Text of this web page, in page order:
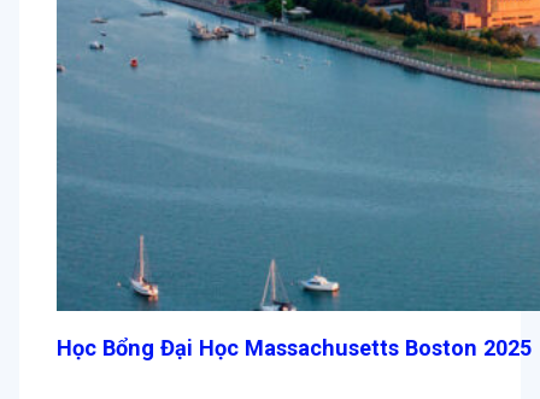
Học Bổng Đại Học Massachusetts Boston 2025